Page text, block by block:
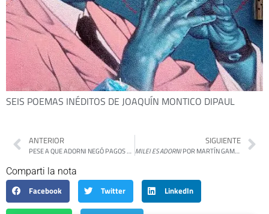
SEIS POEMAS INÉDITOS DE JOAQUÍN MONTICO DIPAUL
ANTERIOR
PESE A QUE ADORNI NEGÓ PAGOS A LA PRODUCTORA DE SU AMIGO, APARECIERON CONTRATOS Y TRANSFERENCIAS MENSUALES DE LA TV PÚBLICA
SIGUIENTE
MILEI ES ADORNIPOR MARTÍN GAMBAROTTA
Comparti la nota
Facebook
Twitter LinkedIn